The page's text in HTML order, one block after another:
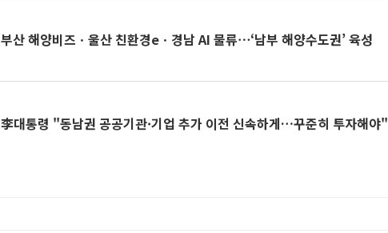
부산 해양비즈ㆍ울산 친환경eㆍ경남 AI 물류⋯‘남부 해양수도권’ 육성
李대통령 "동남권 공공기관·기업 추가 이전 신속하게…꾸준히 투자해야"